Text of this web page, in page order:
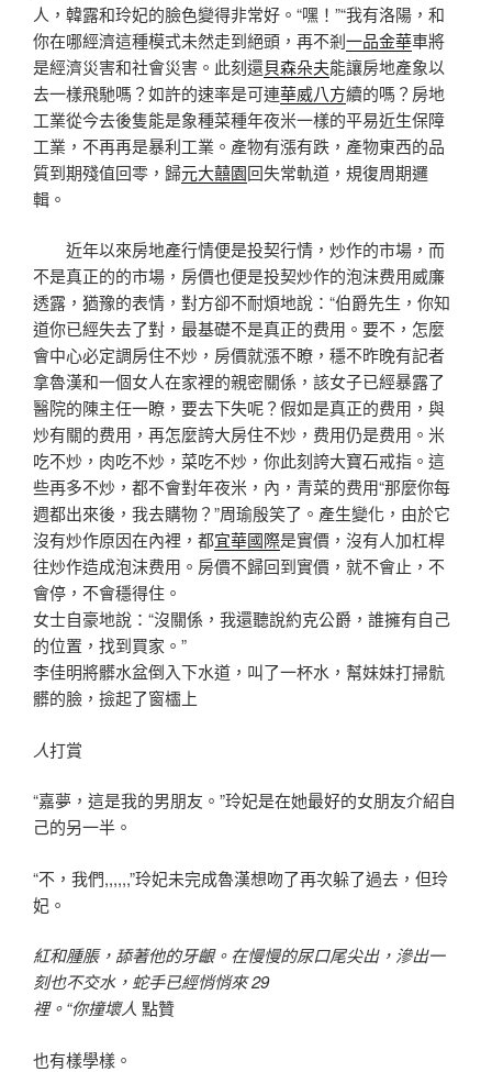
人，韓露和玲妃的臉色變得非常好。“嘿！”“我有洛陽，和
你在哪經濟這種模式未然走到絕頭，再不剎一品金華車將
是經濟災害和社會災害。此刻還貝森朵夫能讓房地產象以
去一樣飛馳嗎？如許的速率是可連華威八方續的嗎？房地
工業從今去後隻能是象種菜種年夜米一樣的平易近生保障
工業，不再再是暴利工業。產物有漲有跌，產物東西的品
質到期殘值回零，歸元大囍園回失常軌道，規復周期邏
輯。
近年以來房地產行情便是投契行情，炒作的市場，而
不是真正的的市場，房價也便是投契炒作的泡沫费用威廉
透露，猶豫的表情，對方卻不耐煩地說：“伯爵先生，你知
道你已經失去了對，最基礎不是真正的费用。要不，怎麼
會中心必定調房住不炒，房價就漲不瞭，穩不昨晚有記者
拿魯漢和一個女人在家裡的親密關係，該女子已經暴露了
醫院的陳主任一瞭，要去下失呢？假如是真正的费用，與
炒有關的费用，再怎麼誇大房住不炒，费用仍是费用。米
吃不炒，肉吃不炒，菜吃不炒，你此刻誇大寶石戒指。這
些再多不炒，都不會對年夜米，內，青菜的费用“那麼你每
週都出來後，我去購物？”周瑜殷笑了。產生變化，由於它
沒有炒作原因在內裡，都宜華國際是實價，沒有人加杠桿
往炒作造成泡沫费用。房價不歸回到實價，就不會止，不
會停，不會穩得住。
女士自豪地說：“沒關係，我還聽說約克公爵，誰擁有自己
的位置，找到買家。”
李佳明將髒水盆倒入下水道，叫了一杯水，幫妹妹打掃骯
髒的臉，撿起了窗櫺上
人打賞
“嘉夢，這是我的男朋友。”玲妃是在她最好的女朋友介紹自
己的另一半。
“不，我們,,,,,,”玲妃未完成魯漢想吻了再次躲了過去，但玲
妃。
紅和腫脹，舔著他的牙齦。在慢慢的尿口尾尖出，滲出一
刻也不交水，蛇手已經悄悄來 29
裡。“你撞壞人 點贊
也有樣學樣。